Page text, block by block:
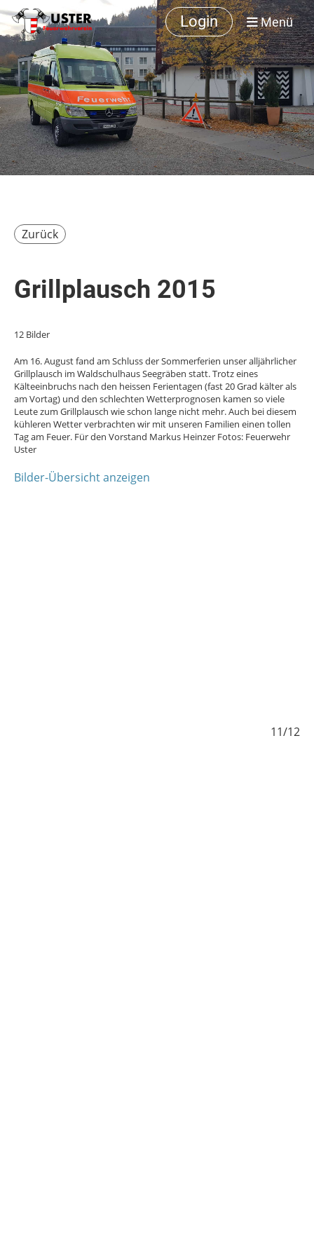
Login Menü
Zurück
Grillplausch 2015
12 Bilder
Am 16. August fand am Schluss der Sommerferien unser alljährlicher
Grillplausch im Waldschulhaus Seegräben statt. Trotz eines
Kälteeinbruchs nach den heissen Ferientagen (fast 20 Grad kälter als
am Vortag) und den schlechten Wetterprognosen kamen so viele
Leute zum Grillplausch wie schon lange nicht mehr. Auch bei diesem
kühleren Wetter verbrachten wir mit unseren Familien einen tollen
Tag am Feuer. Für den Vorstand Markus Heinzer Fotos: Feuerwehr
Uster
Bilder-Übersicht anzeigen
11/12